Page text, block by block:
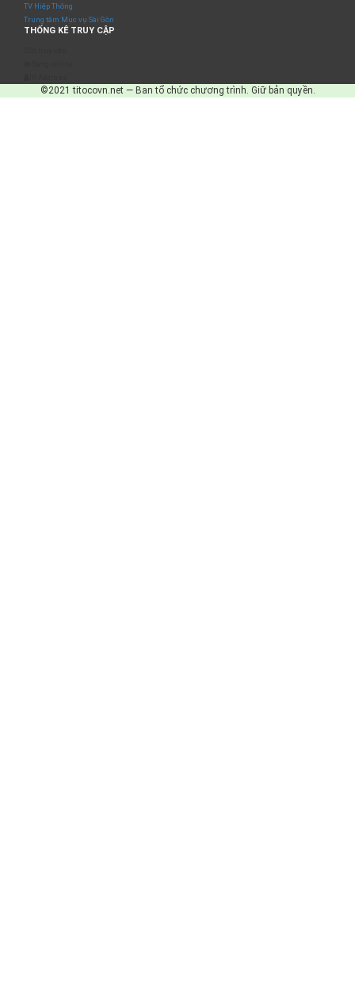
TV Hiệp Thông
Trung tâm Mục vụ Sài Gòn
THỐNG KÊ TRUY CẬP
©2021 titocovn.net — Ban tổ chức chương trình. Giữ bản quyền.